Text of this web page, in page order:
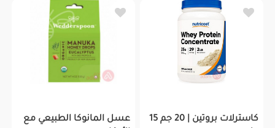
كاسترلات بروتين | 20 جم 15 عسل المانوكا الطبيعي مع